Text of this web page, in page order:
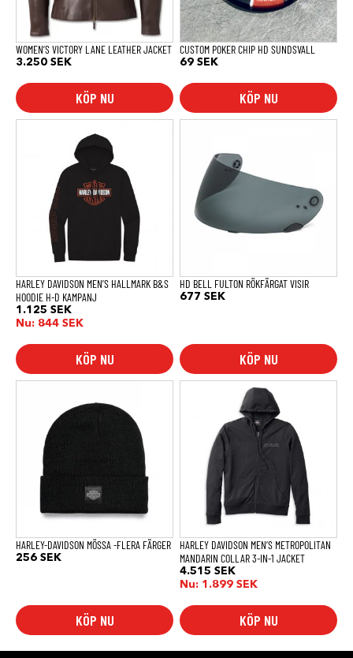
WOMEN’S VICTORY LANE LEATHER JACKET
3.250 SEK
KÖP NU
kan
väljas
produktsidan
CUSTOM POKER CHIP HD SUNDSVALL
69 SEK
KÖP NU
HARLEY DAVIDSON MEN’S HALLMARK B&S
HOODIE H-D KAMPANJ
1.125 SEK
Nu: 844 SEK
KÖP NU
produkten
varianter.
alternativen
produktsidan
HD BELL FULTON RÖKFÄRGAT VISIR
677 SEK
KÖP NU
HARLEY-DAVIDSON MÖSSA -FLERA FÄRGER
256 SEK
KÖP NU
produkten
varianter.
olika
alternativen
väljas
produktsidan
HARLEY DAVIDSON MEN’S METROPOLITAN
MANDARIN COLLAR 3-IN-1 JACKET
4.515 SEK
Nu: 1.899 SEK
KÖP NU
produkten
varianter.
alternativen
väljas
produktsidan